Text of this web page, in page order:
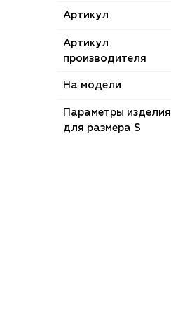
Артикул
Артикул
производителя
На модели
Параметры изделия
для размера S